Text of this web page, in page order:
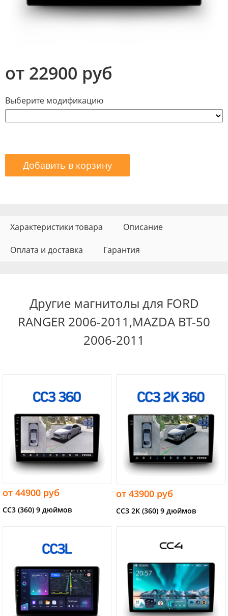
от 22900 руб
Выберите модификацию
Добавить в корзину
Характеристики товара Описание
Оплата и доставка Гарантия
Другие магнитолы для FORD
RANGER 2006-2011,MAZDA BT-50
2006-2011
от 44900 руб
CC3 (360) 9 дюймов
от 43900 руб
CC3 2K (360) 9 дюймов